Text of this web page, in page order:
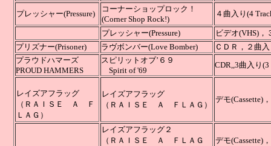
プレッシャー(Pressure)
コーナーショップロック！
(Corner Shop Rock!)
４曲入り(4
プレッシャー(Pressure)
ビデオ(VHS)
プリズナー(Prisoner)
ラヴボンバー(Love Bomber)
ＣＤＲ，２曲
プラウドハマーズ
PROUD HAMMERS
スピリットオブ’６９
Spirit of '69
CDR,,3曲入り
レイズアフラッグ
（ＲＡＩＳＥ Ａ Ｆ
ＬＡＧ）
レイズアフラッグ
（ＲＡＩＳＥ Ａ ＦＬＡＧ）
デモ
レイズアフラッグ２
（ＲＡＩＳＥ Ａ ＦＬＡＧ
デモ